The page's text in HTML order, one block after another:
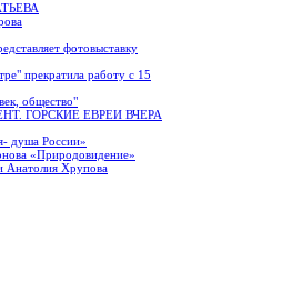
фотовыставку
прекратила работу с 15
общество"
ГОРСКИЕ ЕВРЕИ ВЧЕРА
душа России»
«Природовидение»
Анатолия Хрупова